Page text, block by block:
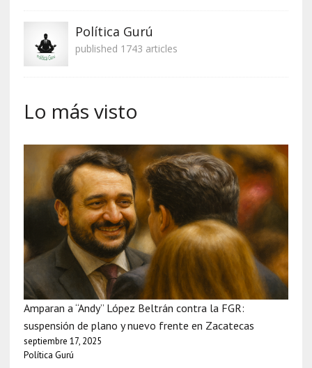
Política Gurú
published 1743 articles
Lo más visto
Amparan a “Andy” López Beltrán contra la FGR:
suspensión de plano y nuevo frente en Zacatecas
septiembre 17, 2025
Política Gurú